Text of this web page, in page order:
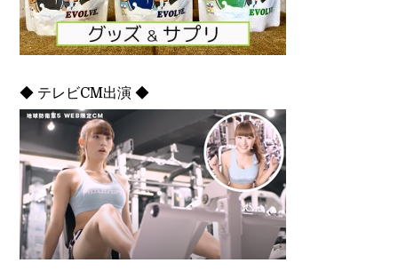
◆ テレビCM出演 ◆